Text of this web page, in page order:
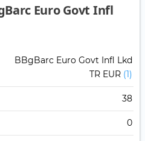
Euro Govt Infl
BBgBarc Euro Govt Infl Lkd
TR EUR (1)
38
0